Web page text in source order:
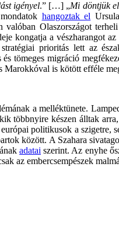
igényel.” […] „Mi döntjük
hangoztak el
valóban Olaszországot
kongatja a vészharangot
prioritás lett az
tömeges migráció
is kötött efféle
a melléktünete.
többnyire készen álltak
politikusok a
között. A Szahara
adatai szerint. Az enyhe
az embercsempészek